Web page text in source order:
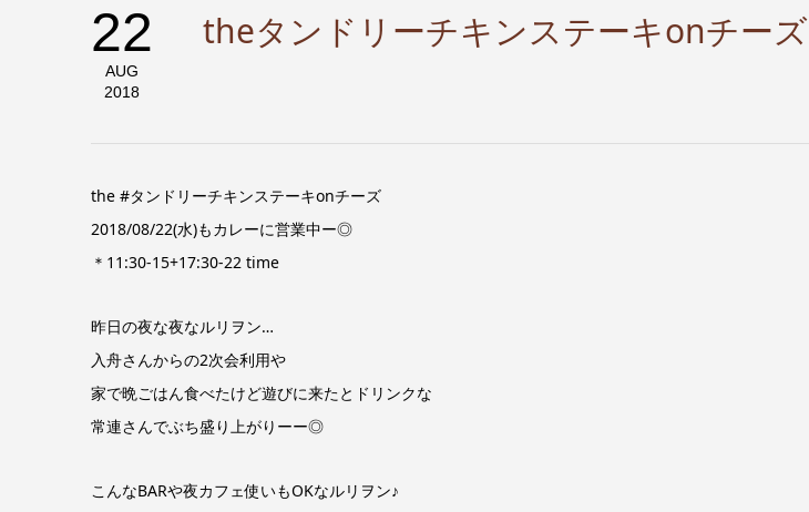
22
AUG
2018
theタンドリーチキンステーキonチーズ
the #タンドリーチキンステーキonチーズ
2018/08/22(水)もカレーに営業中ー◎
＊11:30-15+17:30-22 time
昨日の夜な夜なルリヲン…
入舟さんからの2次会利用や
家で晩ごはん食べたけど遊びに来たとドリンクな
常連さんでぶち盛り上がりーー◎
こんなBARや夜カフェ使いもOKなルリヲン♪